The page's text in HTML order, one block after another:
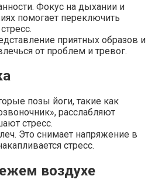
Фокус на дыхании и
помогает переключить
приятных образов и
от проблем и тревог.
позы йоги, такие как
расслабляют
стресс.
Это снимает напряжение в
стресс.
воздухе